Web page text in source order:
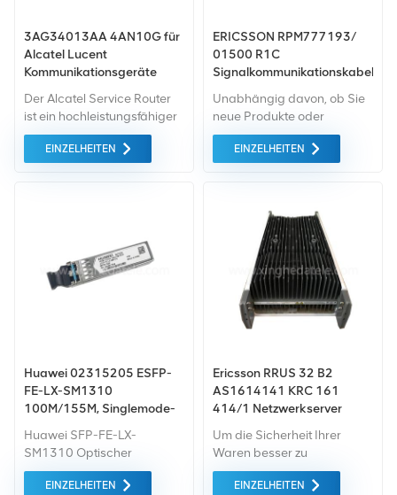
3AG34013AA 4AN10G für
Alcatel Lucent
Kommunikationsgeräte
Der Alcatel Service Router
ist ein hochleistungsfähiger
Multiservice-Edge-Router,
der für die gleichzeitige
Heimnetzwerke konzipiert
EINZELHEITEN
ERICSSON RPM777193/
01500 R1C
Signalkommunikationskabel
Unabhängig davon, ob Sie
neue Produkte oder
renovierte Produkte
benötigen, ist eine
Standard. Wir kaufen nur
Qualität auf dem grünen
Markt ein. All dies wird zum
bestmöglichen Preis
angeboten.
EINZELHEITEN
Huawei 02315205 ESFP-
FE-LX-SM1310
100M/155M, Singlemode-
Huawei SFP-FE-LX-
SM1310 Optischer
Transceiver, SFP,
100M/155M, Singlemode
EINZELHEITEN
Ericsson RRUS 32 B2
AS1614141 KRC 161
414/1 Netzwerkserver
Um die Sicherheit Ihrer
Waren besser zu
gewährleisten, professionell,
umweltfreundlich, Es
EINZELHEITEN